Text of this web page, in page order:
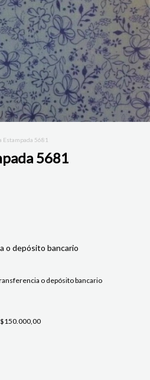
Estampada 5681
5681
o depósito bancario
o depósito bancario
$150.000,00